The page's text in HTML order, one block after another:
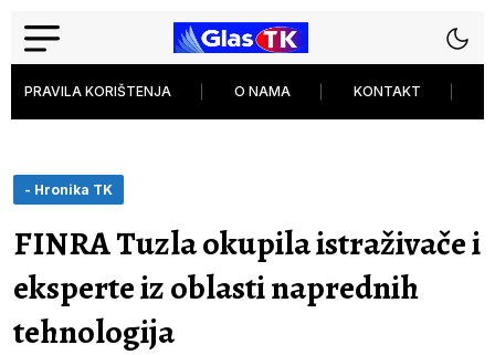
PRAVILA KORIŠTENJA O NAMA KONTAKT
- Hronika TK
FINRA Tuzla okupila istraživače i
eksperte iz oblasti naprednih
tehnologija